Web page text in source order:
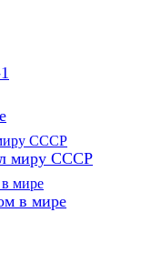
миру СССР
в мире